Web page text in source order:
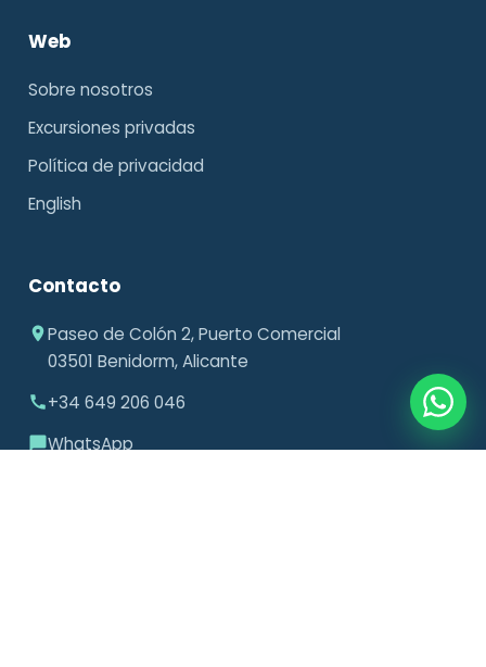
Web
Sobre nosotros
Excursiones privadas
Política de privacidad
English
Contacto
Paseo de Colón 2, Puerto Comercial
03501 Benidorm, Alicante
+34 649 206 046
WhatsApp